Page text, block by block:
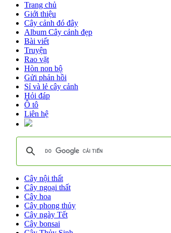
Trang chủ
Giới thiệu
Cây cảnh đó đây
Album Cây cảnh đẹp
Bài viết
Truyện
Rao vặt
Hòn non bộ
Gửi phản hồi
Sỉ và lẻ cây cảnh
Hỏi đáp
Ô tô
Liên hệ
Cây nội thất
Cây ngoại thất
Cây hoa
Cây phong thủy
Cây ngày Tết
Cây bonsai